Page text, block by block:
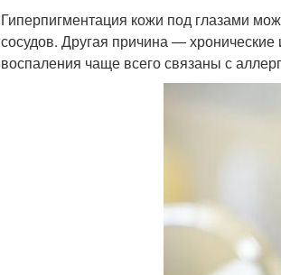
Гиперпигментация кожи под глазами
сосудов. Другая причина —
воспаления чаще всего связаны с